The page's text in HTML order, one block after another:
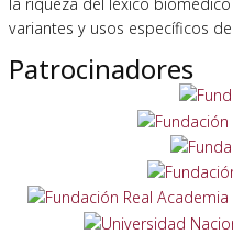
variantes y usos específicos
Patrocinadores